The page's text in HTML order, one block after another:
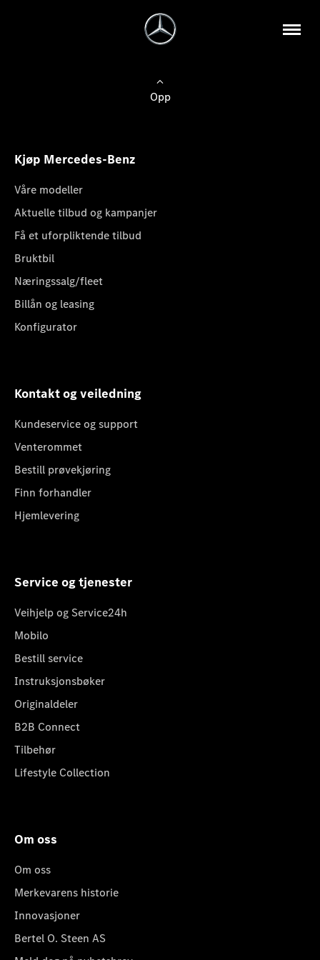
Opp
Kjøp Mercedes-Benz
Våre modeller
Aktuelle tilbud og kampanjer
Få et uforpliktende tilbud
Bruktbil
Næringssalg/fleet
Billån og leasing
Konfigurator
Kontakt og veiledning
Kundeservice og support
Venterommet
Bestill prøvekjøring
Finn forhandler
Hjemlevering
Service og tjenester
Veihjelp og Service24h
Mobilo
Bestill service
Instruksjonsbøker
Originaldeler
B2B Connect
Tilbehør
Lifestyle Collection
Om oss
Om oss
Merkevarens historie
Innovasjoner
Bertel O. Steen AS